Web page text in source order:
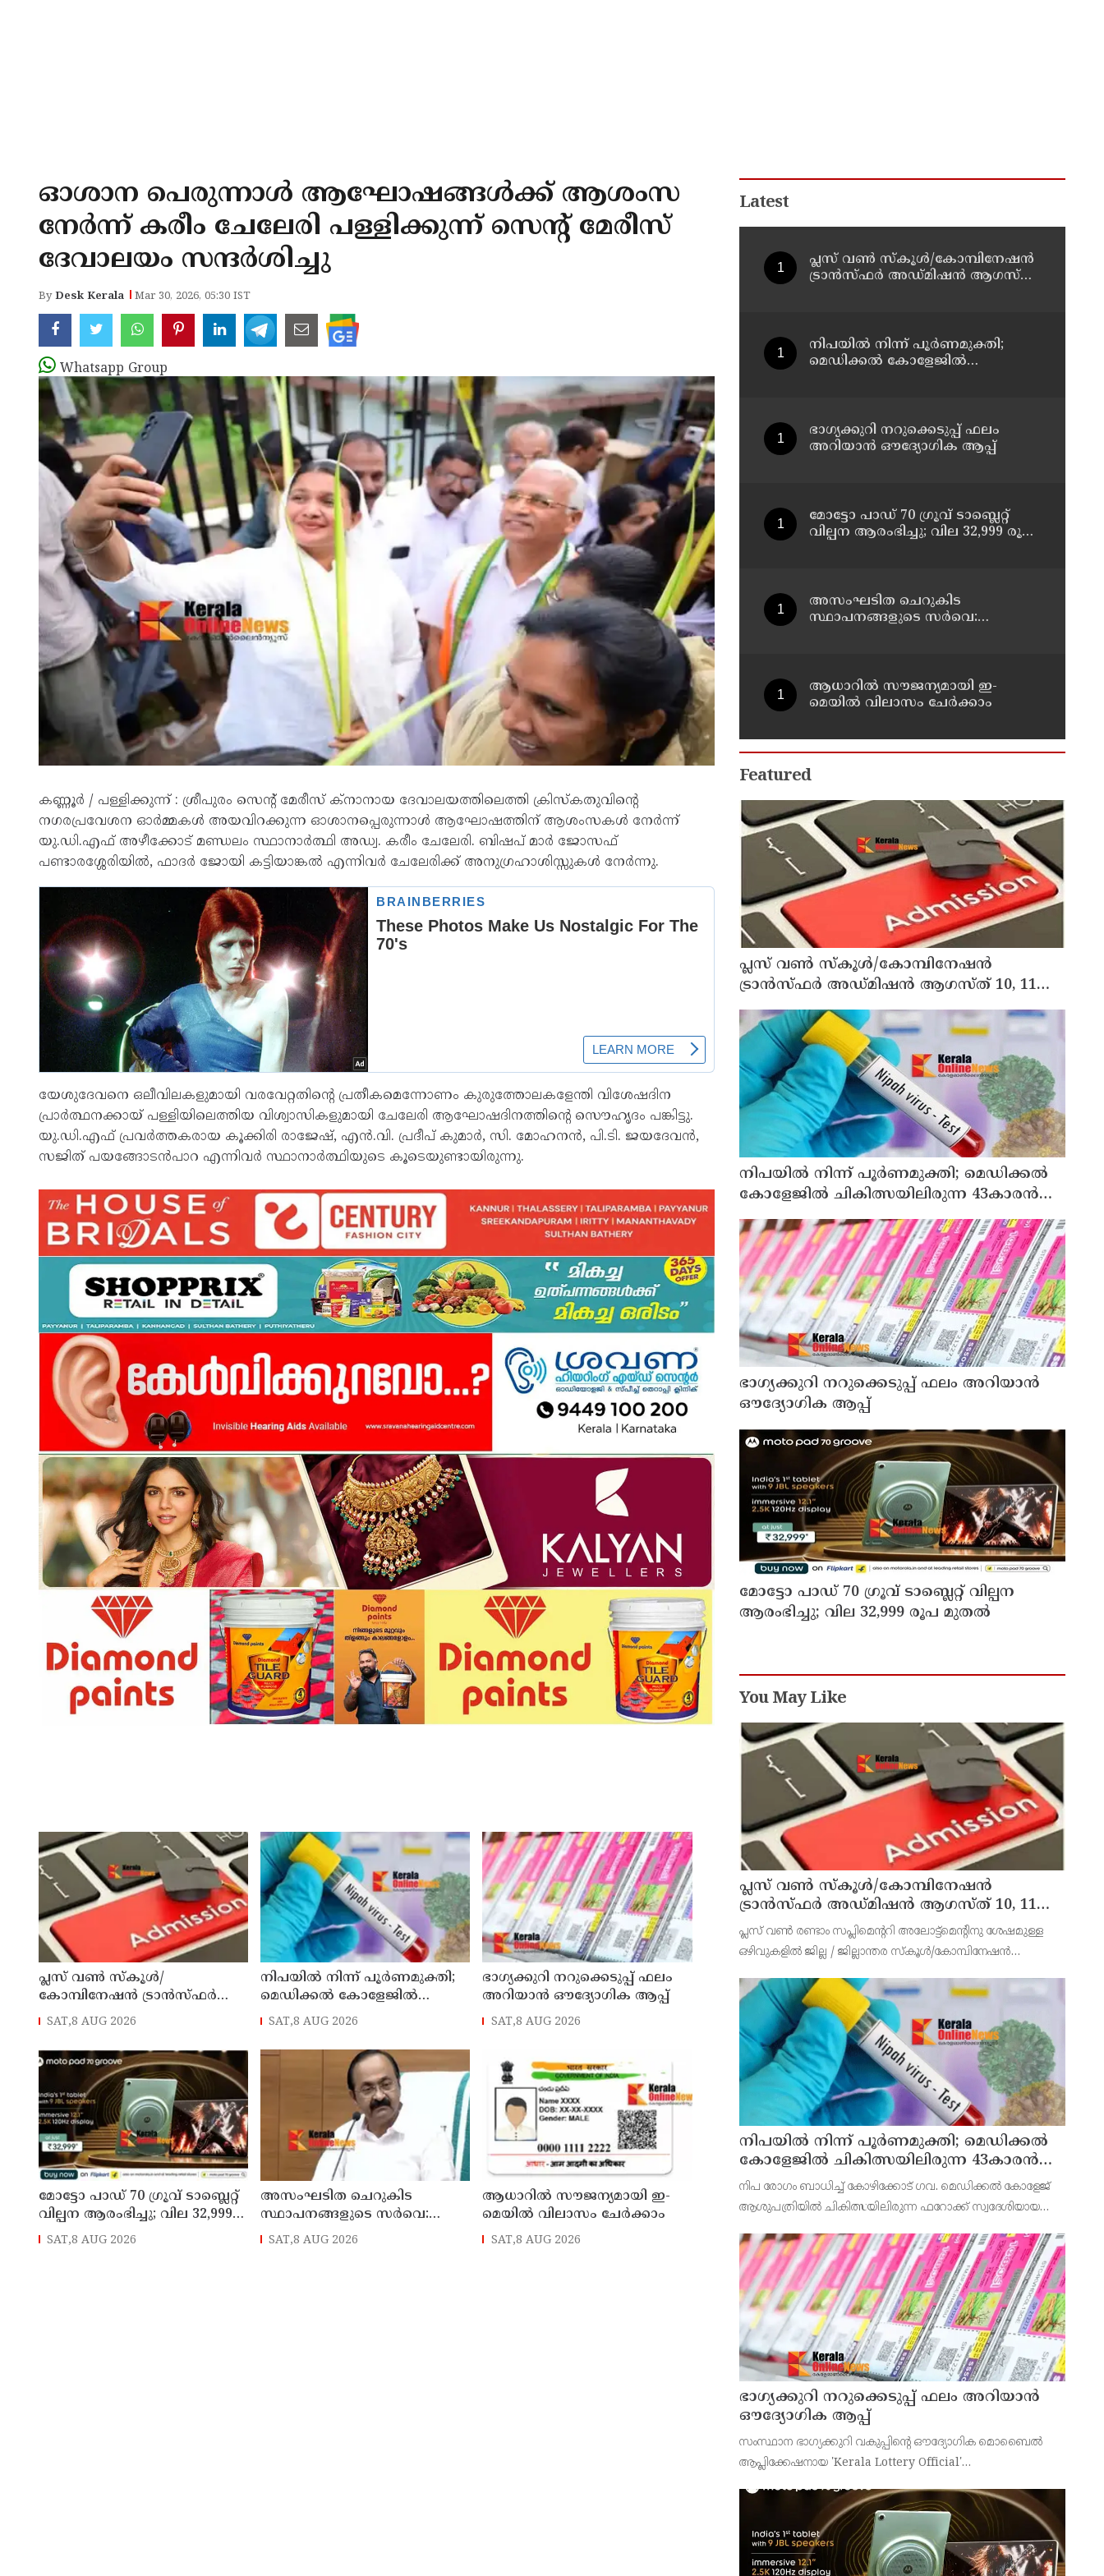
ഓശാന പെരുന്നാൾ ആഘോഷങ്ങൾക്ക് ആശംസ
നേർന്ന് കരീം ചേലേരി പള്ളിക്കുന്ന് സെൻ്റ് മേരീസ്
ദേവാലയം സന്ദർശിച്ചു
ByDesk Kerala Mar 30, 2026, 05:30 IST
Whatsapp Group
കണ്ണൂർ / പള്ളിക്കുന്ന് : ശ്രീപുരം സെൻ്റ് മേരീസ് ക്നാനായ ദേവാലയത്തിലെത്തി ക്രിസ്കതുവിൻ്റെ
നഗരപ്രവേശന ഓർമ്മകൾ അയവിറക്കുന്ന ഓശാനപ്പെരുന്നാൾ ആഘോഷത്തിന് ആശംസകൾ നേർന്ന്
യു.ഡി.എഫ് അഴീക്കോട് മണ്ഡലം സ്ഥാനാർത്ഥി അഡ്വ. കരീം ചേലേരി. ബിഷപ് മാർ ജോസഫ്
പണ്ടാരശ്ശേരിയിൽ, ഫാദർ ജോയി കട്ടിയാങ്കൽ എന്നിവർ ചേലേരിക്ക് അനുഗ്രഹാശിസ്സുകൾ നേർന്നു.
യേശുദേവനെ ഒലീവിലകളുമായി വരവേറ്റതിൻ്റെ പ്രതീകമെന്നോണം കുരുത്തോലകളേന്തി വിശേഷദിന
പ്രാർത്ഥനക്കായ് പള്ളിയിലെത്തിയ വിശ്വാസികളുമായി ചേലേരി ആഘോഷദിനത്തിൻ്റെ സൌഹൃദം പങ്കിട്ടു.
യു.ഡി.എഫ് പ്രവർത്തകരായ കൂക്കിരി രാജേഷ്, എൻ.വി. പ്രദീപ് കുമാർ, സി. മോഹനൻ, പി.ടി. ജയദേവൻ,
സജിത് പയങ്ങോടൻപാറ എന്നിവർ സ്ഥാനാർത്ഥിയുടെ കൂടെയുണ്ടായിരുന്നു.
പ്ലസ് വൺ സ്‌കൂൾ/
കോമ്പിനേഷൻ ട്രാൻസ്ഫർ
അഡ്മിഷൻ ആഗസ്ത് 10, 11
SAT,8 AUG 2026
നിപയിൽ നിന്ന് പൂർണമുക്തി;
മെഡിക്കൽ കോളേജിൽ
ചികിത്സയിലിരുന്ന 43കാരൻ
SAT,8 AUG 2026
ഭാഗ്യക്കുറി നറുക്കെടുപ്പ് ഫലം
അറിയാൻ ഔദ്യോഗിക ആപ്പ്
SAT,8 AUG 2026
മോട്ടോ പാഡ് 70 ഗ്രൂവ് ടാബ്ലെറ്റ്
വില്പന ആരംഭിച്ചു; വില 32,999
രൂപ മുതൽ
SAT,8 AUG 2026
അസംഘടിത ചെറുകിട
സ്ഥാപനങ്ങളുടെ സർവെ:
കൃത്യമായ വിവരങ്ങൾ
നൽകണമെന്ന് മുഖ്യമന്ത്രി വി
SAT,8 AUG 2026
ആധാറിൽ സൗജന്യമായി ഇ-
മെയിൽ വിലാസം ചേർക്കാം
SAT,8 AUG 2026
Latest
പ്ലസ് വൺ സ്‌കൂൾ/കോമ്പിനേഷൻ
ട്രാൻസ്ഫർ അഡ്മിഷൻ ആഗസ്ത്
നിപയിൽ നിന്ന് പൂർണമുക്തി;
മെഡിക്കൽ കോളേജിൽ
ഭാഗ്യക്കുറി നറുക്കെടുപ്പ് ഫലം
അറിയാൻ ഔദ്യോഗിക ആപ്പ്
മോട്ടോ പാഡ് 70 ഗ്രൂവ് ടാബ്ലെറ്റ്
വില്പന ആരംഭിച്ചു; വില 32,999 രൂപ
അസംഘടിത ചെറുകിട
സ്ഥാപനങ്ങളുടെ സർവെ:
ആധാറിൽ സൗജന്യമായി ഇ-
മെയിൽ വിലാസം ചേർക്കാം
Featured
പ്ലസ് വൺ സ്‌കൂൾ/കോമ്പിനേഷൻ
ട്രാൻസ്ഫർ അഡ്മിഷൻ ആഗസ്ത് 10, 11
തീയതികളിൽ
നിപയിൽ നിന്ന് പൂർണമുക്തി; മെഡിക്കൽ
കോളേജിൽ ചികിത്സയിലിരുന്ന 43കാരൻ
വീട്ടിലേക്ക് മടങ്ങി
ഭാഗ്യക്കുറി നറുക്കെടുപ്പ് ഫലം അറിയാൻ
ഔദ്യോഗിക ആപ്പ്
മോട്ടോ പാഡ് 70 ഗ്രൂവ് ടാബ്ലെറ്റ് വില്പന
ആരംഭിച്ചു; വില 32,999 രൂപ മുതൽ
You May Like
പ്ലസ് വൺ സ്‌കൂൾ/കോമ്പിനേഷൻ
ട്രാൻസ്ഫർ അഡ്മിഷൻ ആഗസ്ത് 10, 11
തീയതികളിൽ
പ്ലസ് വൺ രണ്ടാം സപ്ലിമെന്ററി അലോട്ട്‌മെന്റിനു ശേഷമുള്ള
ഒഴിവുകളിൽ ജില്ല / ജില്ലാന്തര സ്‌കൂൾ/കോമ്പിനേഷൻ
ആഗസ്റ്റ് 7 ന് വൈകിട്ട് 4 മണി വരെ നൽകിയിരുന്നു
നിപയിൽ നിന്ന് പൂർണമുക്തി; മെഡിക്കൽ
കോളേജിൽ ചികിത്സയിലിരുന്ന 43കാരൻ
വീട്ടിലേക്ക് മടങ്ങി
നിപ രോഗം ബാധിച്ച് കോഴിക്കോട് ഗവ. മെഡിക്കൽ കോളേജ്
ആശുപത്രിയിൽ ചികിത്സയിലിരുന്ന ഫറോക്ക് സ്വദേശിയായ
ഭാഗ്യക്കുറി നറുക്കെടുപ്പ് ഫലം അറിയാൻ
ഔദ്യോഗിക ആപ്പ്
സംസ്ഥാന ഭാഗ്യക്കുറി വകുപ്പിന്റെ ഔദ്യോഗിക മൊബൈൽ
ആപ്ലിക്കേഷനായ 'Kerala Lottery Official'
ഭാഗ്യക്കുറി വകുപ്പ് ഡയറക്ടർ അഞ്ജു കെ എസ് അറിയിച്ചു.